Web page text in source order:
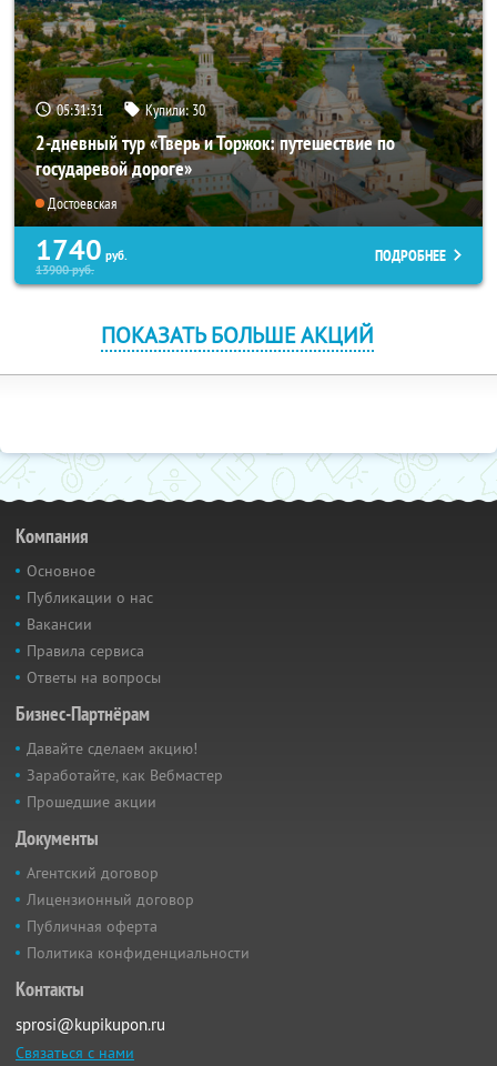
05:31:30 Купили:30
2-дневный тур «Тверь и Торжок: путешествие по
государевой дороге»
Достоевская
1740 руб.
13900руб.
ПОДРОБНЕЕ
ПОКАЗАТЬ БОЛЬШЕ АКЦИЙ
Компания
Основное
Публикации о нас
Вакансии
Правила сервиса
Ответы на вопросы
Бизнес-Партнёрам
Давайте сделаем акцию!
Заработайте, как Вебмастер
Прошедшие акции
Документы
Агентский договор
Лицензионный договор
Публичная оферта
Политика конфиденциальности
Контакты
sprosi@kupikupon.ru
Связаться с нами